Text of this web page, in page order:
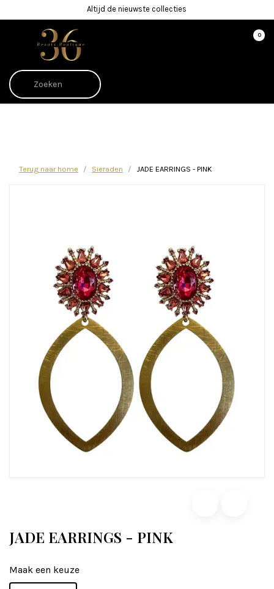
Altijd de nieuwste collecties
0
Terug naar home Sieraden JADE EARRINGS - PINK
JADE EARRINGS - PINK
Maak een keuze